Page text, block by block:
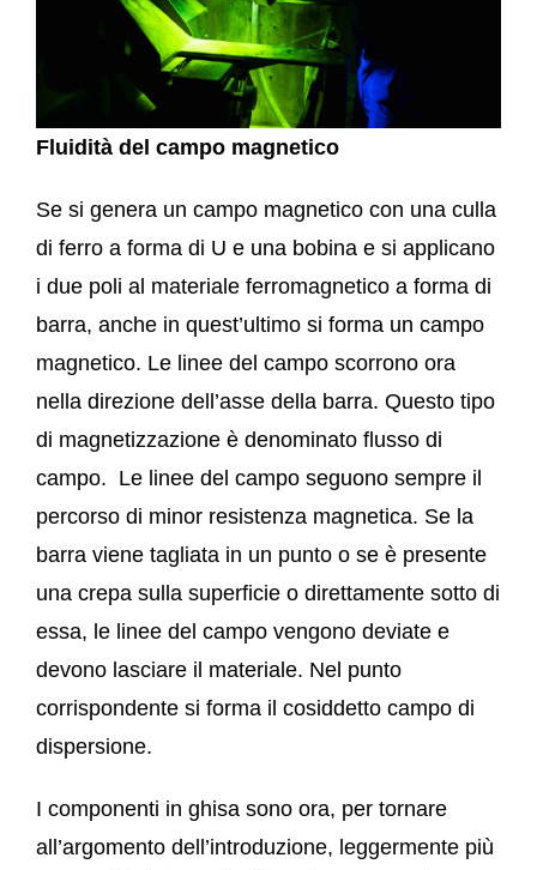
Fluidità del campo magnetico
Se si genera un campo magnetico con una culla
di ferro a forma di U e una bobina e si applicano
i due poli al materiale ferromagnetico a forma di
barra, anche in quest’ultimo si forma un campo
magnetico. Le linee del campo scorrono ora
nella direzione dell’asse della barra. Questo tipo
di magnetizzazione è denominato flusso di
campo. Le linee del campo seguono sempre il
percorso di minor resistenza magnetica. Se la
barra viene tagliata in un punto o se è presente
una crepa sulla superficie o direttamente sotto di
essa, le linee del campo vengono deviate e
devono lasciare il materiale. Nel punto
corrispondente si forma il cosiddetto campo di
dispersione.
I componenti in ghisa sono ora, per tornare
all’argomento dell’introduzione, leggermente più